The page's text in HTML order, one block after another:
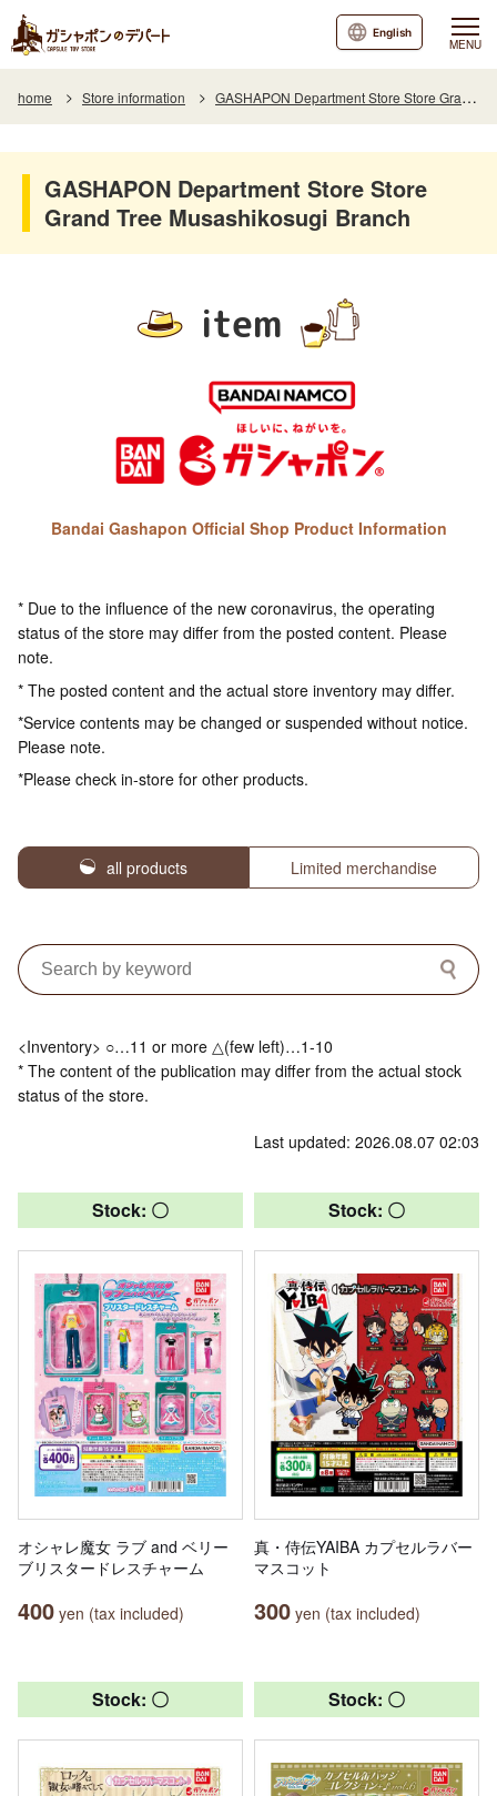
MENU
English
home Store information GASHAPON Department Store Store Grand Tree Musashikosugi Branch
GASHAPON Department Store Store
Grand Tree Musashikosugi Branch
item
Bandai Gashapon Official Shop Product Information
* Due to the influence of the new coronavirus, the operating
status of the store may differ from the posted content. Please
note.
* The posted content and the actual store inventory may differ.
*Service contents may be changed or suspended without notice.
Please note.
*Please check in-store for other products.
all products Limited merchandise
<Inventory> ○…11 or more △(few left)…1-10
* The content of the publication may differ from the actual stock
status of the store.
Last updated: 2026.08.07 02:03
Stock: 〇
オシャレ魔女 ラブ and ベリー
ブリスタードレスチャーム
400 yen (tax included)
Stock: 〇
真・侍伝YAIBA カプセルラバー
マスコット
300 yen (tax included)
Stock: 〇 Stock: 〇